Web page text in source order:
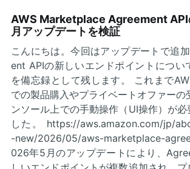
AWS Marketplace Agreement
月アップデートを検証
こんにちは。今回はアップデートで追
ent APIの新しいエンドポイントについ
を備忘録として残します。 これまで
での製品購入やプライベートオファーの
ンソール上での手動操作（UI操作）が必
した。 https://aws.amazon.com/jp/
-new/2026/05/aws-marketplace-
026年5月のアップデートにより、